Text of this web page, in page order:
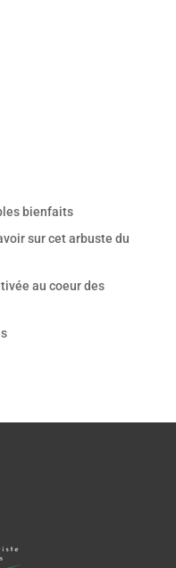
bienfaits
sur cet arbuste du
au coeur des